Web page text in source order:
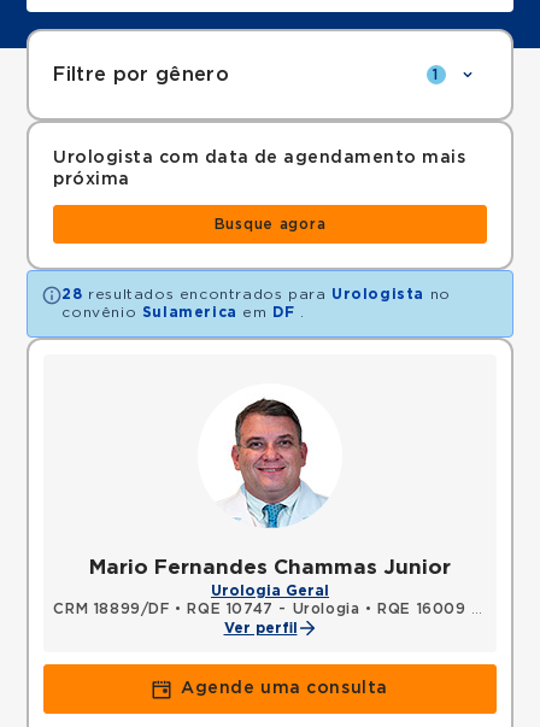
Filtre por gênero 1
Urologista com data de agendamento mais
próxima
Busque agora
28 resultados encontrados para Urologista
no
convênio Sulamerica em DF
Mario Fernandes Chammas Junior
Urologia Geral
CRM 18899/DF • RQE 10747 - Urologia •
RQE 16009 - Cirurgia geral
Ver perfil
Agende uma consulta